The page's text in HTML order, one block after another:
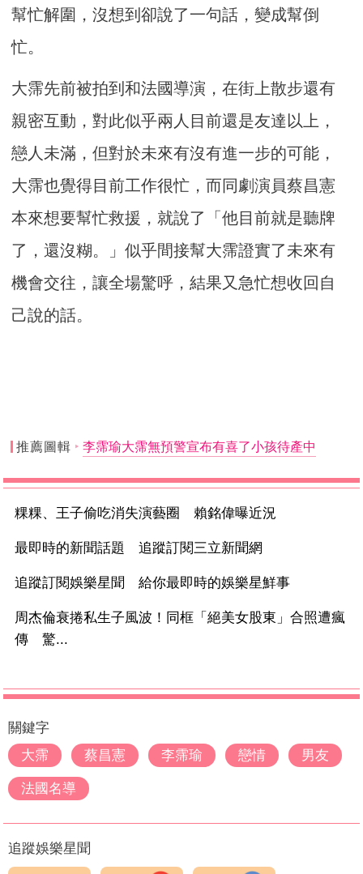
幫忙解圍，沒想到卻說了一句話，變成幫倒
忙。
大霈先前被拍到和法國導演，在街上散步還有
親密互動，對此似乎兩人目前還是友達以上，
戀人未滿，但對於未來有沒有進一步的可能，
大霈也覺得目前工作很忙，而同劇演員蔡昌憲
本來想要幫忙救援，就說了「他目前就是聽牌
了，還沒糊。」似乎間接幫大霈證實了未來有
機會交往，讓全場驚呼，結果又急忙想收回自
己說的話。
推薦圖輯 李霈瑜大霈無預警宣布有喜了小孩待產中
粿粿、王子偷吃消失演藝圈 賴銘偉曝近況
最即時的新聞話題 追蹤訂閱三立新聞網
追蹤訂閱娛樂星聞 給你最即時的娛樂星鮮事
周杰倫衰捲私生子風波！同框「絕美女股東」合照遭瘋
傳 驚...
關鍵字
大霈
蔡昌憲 李霈瑜 戀情 男友
法國名導
追蹤娛樂星聞